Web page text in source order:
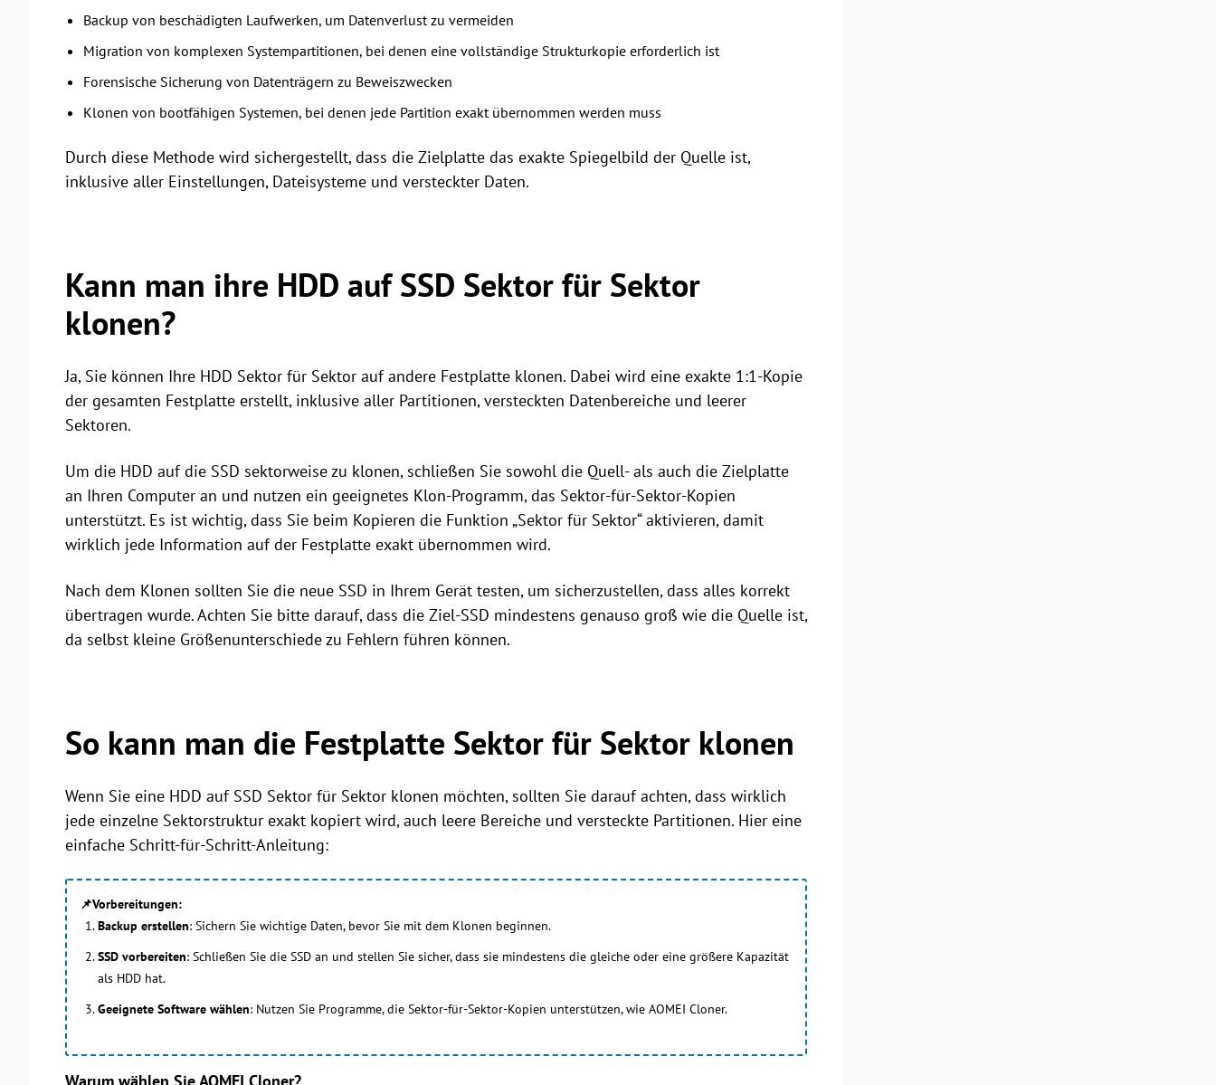
Backup von beschädigten Laufwerken, um Datenverlust zu vermeiden
Migration von komplexen Systempartitionen, bei denen eine vollständige Strukturkopie erforderlich ist
Forensische Sicherung von Datenträgern zu Beweiszwecken
Klonen von bootfähigen Systemen, bei denen jede Partition exakt übernommen werden muss
Durch diese Methode wird sichergestellt, dass die Zielplatte das exakte Spiegelbild der Quelle ist,
inklusive aller Einstellungen, Dateisysteme und versteckter Daten.
Kann man ihre HDD auf SSD Sektor für Sektor
klonen?
Ja, Sie können Ihre HDD Sektor für Sektor auf andere Festplatte klonen. Dabei wird eine exakte 1:1-Kopie
der gesamten Festplatte erstellt, inklusive aller Partitionen, versteckten Datenbereiche und leerer
Sektoren.
Um die HDD auf die SSD sektorweise zu klonen, schließen Sie sowohl die Quell- als auch die Zielplatte
an Ihren Computer an und nutzen ein geeignetes Klon-Programm, das Sektor-für-Sektor-Kopien
unterstützt. Es ist wichtig, dass Sie beim Kopieren die Funktion „Sektor für Sektor“ aktivieren, damit
wirklich jede Information auf der Festplatte exakt übernommen wird.
Nach dem Klonen sollten Sie die neue SSD in Ihrem Gerät testen, um sicherzustellen, dass alles korrekt
übertragen wurde. Achten Sie bitte darauf, dass die Ziel-SSD mindestens genauso groß wie die Quelle ist,
da selbst kleine Größenunterschiede zu Fehlern führen können.
So kann man die Festplatte Sektor für Sektor klonen
Wenn Sie eine HDD auf SSD Sektor für Sektor klonen möchten, sollten Sie darauf achten, dass wirklich
jede einzelne Sektorstruktur exakt kopiert wird, auch leere Bereiche und versteckte Partitionen. Hier eine
einfache Schritt-für-Schritt-Anleitung:
📌Vorbereitungen:
Backup erstellen: Sichern Sie wichtige Daten, bevor Sie mit dem Klonen beginnen.
SSD vorbereiten: Schließen Sie die SSD an und stellen Sie sicher, dass sie mindestens die gleiche oder eine größere Kapazität
als HDD hat.
Geeignete Software wählen: Nutzen Sie Programme, die Sektor-für-Sektor-Kopien unterstützen, wie AOMEI Cloner.